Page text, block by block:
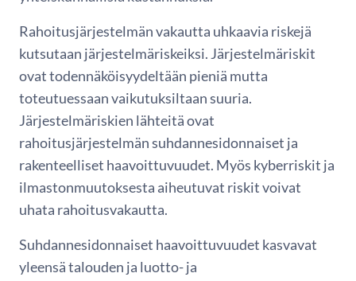
Rahoitusjärjestelmän vakautta uhkaavia riskejä
kutsutaan järjestelmäriskeiksi. Järjestelmäriskit
ovat todennäköisyydeltään pieniä mutta
toteutuessaan vaikutuksiltaan suuria.
Järjestelmäriskien lähteitä ovat
rahoitusjärjestelmän suhdannesidonnaiset ja
rakenteelliset haavoittuvuudet. Myös kyberriskit ja
ilmastonmuutoksesta aiheutuvat riskit voivat
uhata rahoitusvakautta.
Suhdannesidonnaiset haavoittuvuudet kasvavat
yleensä talouden ja luotto- ja